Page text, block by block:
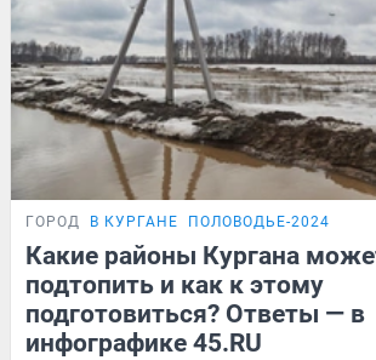
ГОРОД В КУРГАНЕ ПОЛОВОДЬЕ-2024
Какие районы Кургана
подтопить и как к этому
подготовиться? Ответы — в
инфографике 45.RU